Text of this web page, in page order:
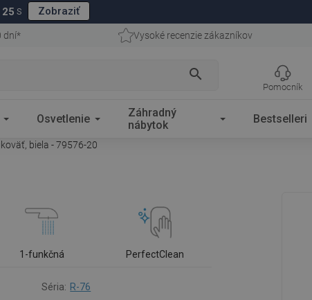
24 S Zobraziť
dní* Vysoké recenzie zákazníkov
search
Pomocník
Osvetlenie
Záhradný
nábytok
Bestselleri
biela - 79576-20
1-funkčná PerfectClean
Séria: R-76